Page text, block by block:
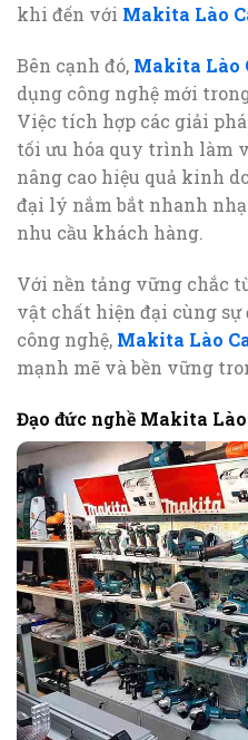
khi đến với Makita Lào
Bên cạnh đó, Makita Lào
dụng công nghệ mới
Việc tích hợp các giải
tối ưu hóa quy trình làm
nâng cao hiệu quả kinh
đại lý nắm bắt nhanh
nhu cầu khách hàng.
Với nền tảng vững chắc
vật chất hiện đại cùng
công nghệ, Makita Lào
mạnh mẽ và bền vững
Đạo đức nghề Makita